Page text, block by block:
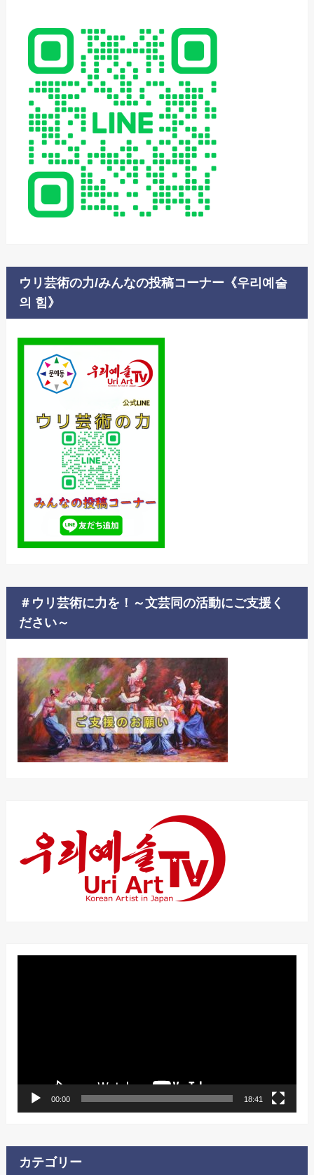
ウリ芸術の力/みんなの投稿コーナー《우리예술
의 힘》
＃ウリ芸術に力を！～文芸同の活動にご支援く
ださい～
00:00 18:41
カテゴリー